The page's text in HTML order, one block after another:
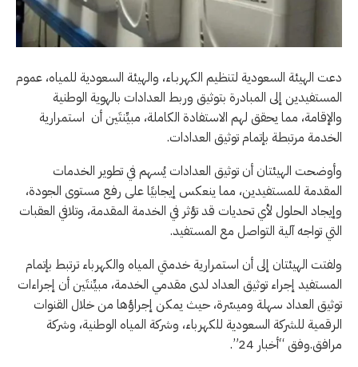
دعت الهيئة السعودية لتنظيم الكهربـاء، والهيئة السعودية للمياه، عموم
المستفيدين إلى المبادرة بتوثيق وربط العدادات بالهوية الوطنية
والإقامة، مما يحقق لهم الاستفادة الكاملة، مبيِّنتَين أن استمرارية
الخدمة مرتبطة بإتمام توثيق العدادات.
وأوضحت الهيئتان أن توثيق العدادات يُسهم في تطوير الخدمات
المقدمة للمستفيدين، مما ينعكس إيجابيًا على رفع مستوى الجودة،
وإيجاد الحلول لأي تحديات قد تؤثر في الخدمة المقدمة، وتلافي العقبات
التي تواجه آلية التواصل مع المستفيد.
ولفتت الهيئتان إلى أن استمرارية خدمتي المياه والكهرباء ترتبط بإتمام
المستفيد إجراء توثيق العداد لدى مقدمي الخدمة، مبيِّنتَين أن إجراءات
توثيق العداد سهلة وميسّرة، حيث يمكن إجراؤها من خلال القنوات
الرقمية للشركة السعودية للكهرباء، وشركة المياه الوطنية، وشركة
مرافق.وفق “أخبار 24”.